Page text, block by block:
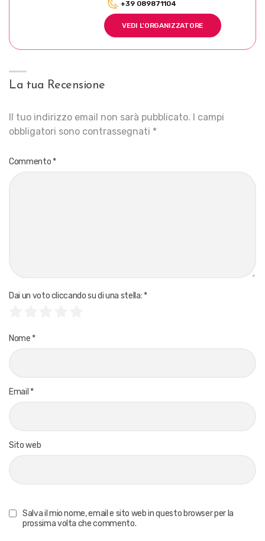
+39 089871104
VEDI L'ORGANIZZATORE
La tua Recensione
Il tuo indirizzo email non sarà pubblicato. I campi
obbligatori sono contrassegnati *
Commento *
Dai un voto cliccando su di una stella: *
Nome *
Email *
Sito web
Salva il mio nome, email e sito web in questo browser per la
prossima volta che commento.